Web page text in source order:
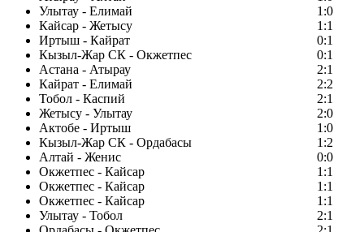
Улытау - Елимай
1:0
Кайсар - Жетысу
1:1
Иртыш - Кайрат
0:1
Кызыл-Жар СК - Окжетпес
0:1
Астана - Атырау
2:1
Кайрат - Елимай
2:2
Тобол - Каспий
2:1
Жетысу - Улытау
2:0
Актобе - Иртыш
1:0
Кызыл-Жар СК - Ордабасы
1:2
Алтай - Женис
0:0
Окжетпес - Кайсар
1:1
Окжетпес - Кайсар
1:1
Окжетпес - Кайсар
1:1
Улытау - Тобол
2:1